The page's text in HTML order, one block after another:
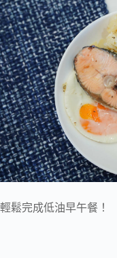
輕鬆完成低油早午餐！